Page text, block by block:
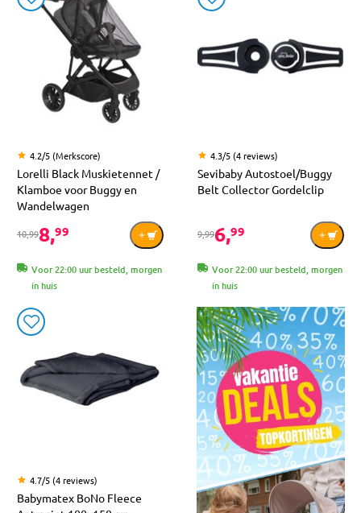
4.2/5 (Merkscore)
Lorelli Black Muskietennet /
Klamboe voor Buggy en
Wandelwagen
10,998,99
Voor 22:00 uur besteld, morgen
in huis
4.3/5 (4 reviews)
Sevibaby Autostoel/Buggy
Belt Collector Gordelclip
9,996,99
Voor 22:00 uur besteld, morgen
in huis
4.7/5 (4 reviews)
Babymatex BoNo Fleece